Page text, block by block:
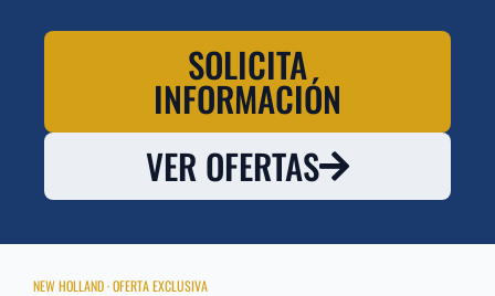
SOLICITA
INFORMACIÓN
VER OFERTAS
NEW HOLLAND · OFERTA EXCLUSIVA